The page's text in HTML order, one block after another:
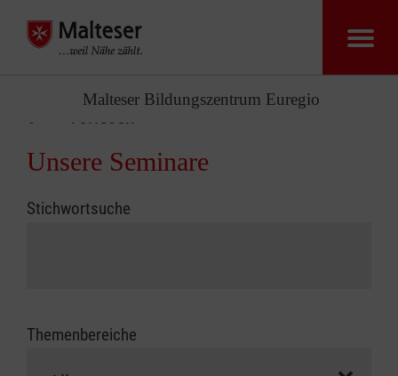
Malteser Bildungszentrum Euregio
Vorlesen
Unsere Seminare
Stichwortsuche
Themenbereiche